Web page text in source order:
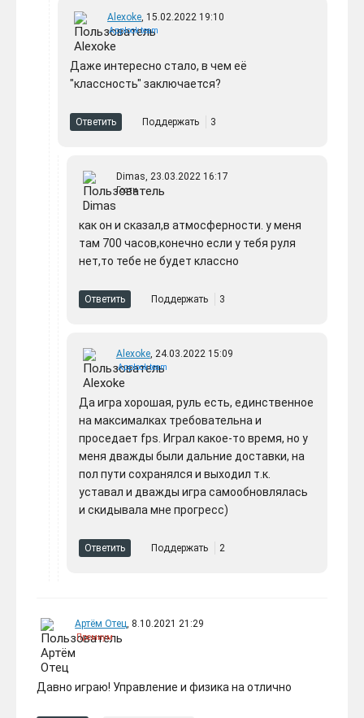
Alexoke, 15.02.2022 19:10
Applook team
Даже интересно стало, в чем её
"классность" заключается?
Ответить Поддержать 3
Dimas, 23.03.2022 16:17
Гости
как он и сказал,в атмосферности. у меня
там 700 часов,конечно если у тебя руля
нет,то тебе не будет классно
Ответить Поддержать 3
Alexoke, 24.03.2022 15:09
Applook team
Да игра хорошая, руль есть, единственное
на максималках требовательна и
проседает fps. Играл какое-то время, но у
меня дважды были дальние доставки, на
пол пути сохранялся и выходил т.к.
уставал и дважды игра самообновлялась
и скидывала мне прогресс)
Ответить Поддержать 2
Артём Отец, 8.10.2021 21:29
Премиум
Давно играю! Управление и физика на отлично